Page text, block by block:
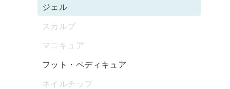
ジェル
スカルプ
マニキュア
フット・ペディキュア
ネイルチップ